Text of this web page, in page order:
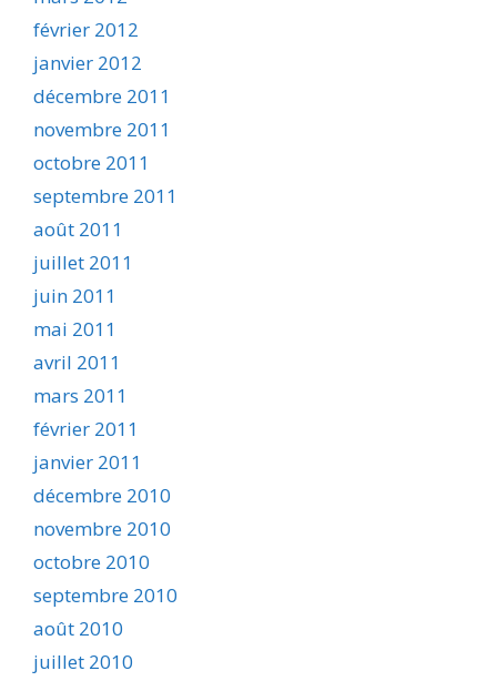
février 2012
janvier 2012
décembre 2011
novembre 2011
octobre 2011
septembre 2011
août 2011
juillet 2011
juin 2011
mai 2011
avril 2011
mars 2011
février 2011
janvier 2011
décembre 2010
novembre 2010
octobre 2010
septembre 2010
août 2010
juillet 2010